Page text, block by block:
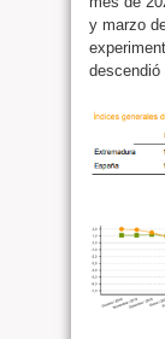
y marzo
descendió